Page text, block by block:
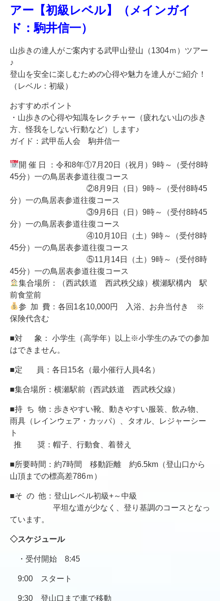
アー 【初級レベル】
（メインガイ
ド：駒井信一）
山歩きの達人がご案内する武甲山登山（1304ｍ）ツアー
♪
登山を安全に楽しむための心得や魅力を達人がご紹介！
（レベル：初級）
おすすめポイント
・山歩きの心得や知識をレクチャー（疲れない山の歩き
方、怪我をしない行動など）します♪
ガイド：武甲岳人会 駒井信一
開 催 日 ：令和8年①7月20日（祝月）9時～（受付8時
45分）一の鳥居表参道往復コース
②8月9日（日）9時～（受付8時45
分）一の鳥居表参道往復コース
③9月6日（日）9時～（受付8時45
分）一の鳥居表参道往復コース
④10月10日（土）9時～（受付8時
45分）一の鳥居表参道往復コース
⑤11月14日（土）9時～（受付8時
45分）一の鳥居表参道往復コース
集合場所：（西武鉄道 西武秩父線）横瀬駅構内 駅
前食堂前
参 加 費：各回1名10,000円 入浴、お弁当付き ※
保険代含む
■対 象： 小学生（高学年）以上※小学生のみでの参加
はできません。
■定 員：各日15名（最小催行人員4名）
■集合場所：横瀬駅前（西武鉄道 西武秩父線）
■持 ち 物：歩きやすい靴、動きやすい服装、飲み物、
雨具（レインウェア・カッパ）、タオル、レジャーシー
ト
推 奨：帽子、行動食、着替え
■所要時間：約7時間 移動距離 約6.5km（登山口から
山頂までの標高差786ｍ）
■そ の 他：登山レベル初級+～中級
平坦な道が少なく、登り基調のコースとなっ
ています。
◇スケジュール
・受付開始 8:45
9:00 スタート
9:30 登山口まで車で移動